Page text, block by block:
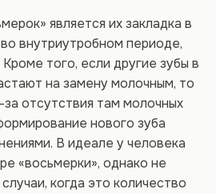
является их закладка в
внутриутробном периоде,
того, если другие зубы в
на замену молочным, то
отсутствия там молочных
нового зуба
В идеале у человека
«восьмерки», однако не
когда это количество